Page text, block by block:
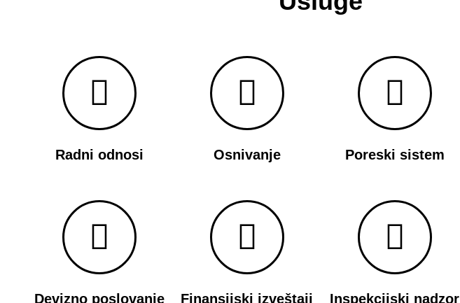
Radni odnosi Osnivanje Poreski sistem
Devizno poslovanje Finansijski izveštaji Inspekcijski nadzor